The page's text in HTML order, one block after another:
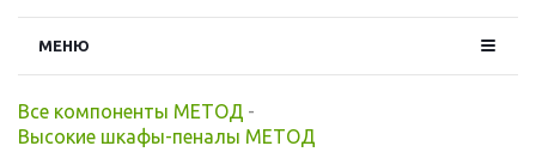
МЕНЮ
Все компоненты МЕТОД -
Высокие шкафы-пеналы МЕТОД